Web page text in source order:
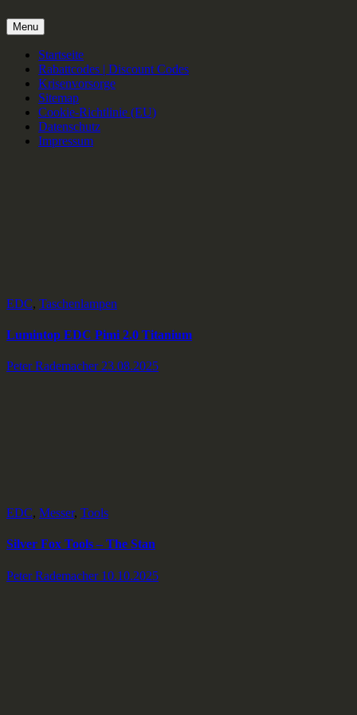
Menu
Startseite
Rabattcodes | Discount Codes
Krisenvorsorge
Sitemap
Cookie-Richtlinie (EU)
Datenschutz
Impressum
EDC, Taschenlampen
Lumintop EDC Pimi 2.0 Titanium
Peter Rademacher 23.08.2025
EDC, Messer, Tools
Silver Fox Tools – The Stan
Peter Rademacher 10.10.2025